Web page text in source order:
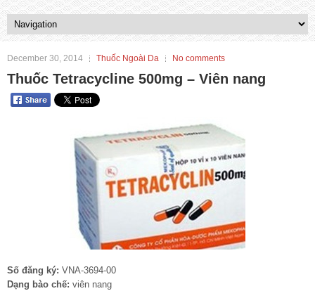
December 30, 2014 Thuốc Ngoài Da No comments
Thuốc Tetracycline 500mg – Viên nang
Số đăng ký: VNA-3694-00
Dạng bào chế: viên nang